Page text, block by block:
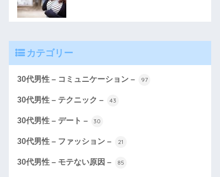
カテゴリー
30代男性 – コミュニケーション – 97
30代男性 – テクニック – 43
30代男性 – デート – 30
30代男性 – ファッション – 21
30代男性 – モテない原因 – 85